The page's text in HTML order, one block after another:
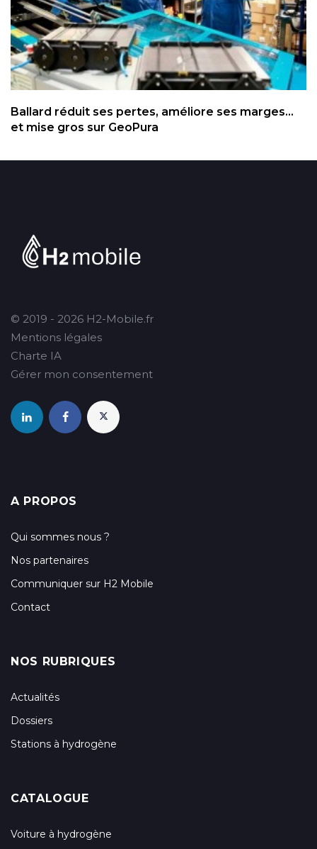
Ballard réduit ses pertes, améliore ses marges...
et mise gros sur GeoPura
© 2019 - 2026 H2-Mobile.fr
Mentions légales
Charte IA
Gérer mon consentement
A PROPOS
Qui sommes nous ?
Nos partenaires
Communiquer sur H2 Mobile
Contact
NOS RUBRIQUES
Actualités
Dossiers
Stations à hydrogène
CATALOGUE
Voiture à hydrogène